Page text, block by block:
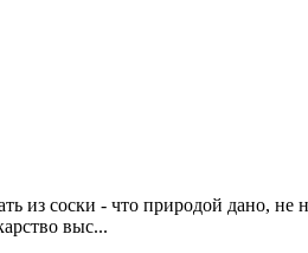
из соски - что природой дано, не
выс...